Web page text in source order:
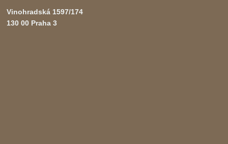
Vinohradská 1597/174
130 00 Praha 3